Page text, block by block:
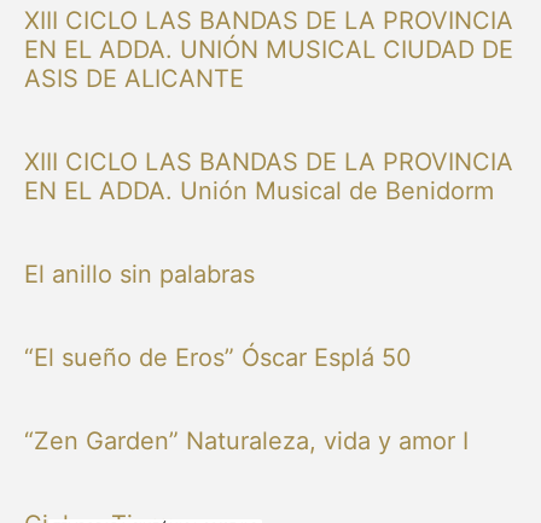
XIII CICLO LAS BANDAS DE LA PROVINCIA
EN EL ADDA. UNIÓN MUSICAL CIUDAD DE
ASIS DE ALICANTE
XIII CICLO LAS BANDAS DE LA PROVINCIA
EN EL ADDA. Unión Musical de Benidorm
El anillo sin palabras
“El sueño de Eros” Óscar Esplá 50
“Zen Garden” Naturaleza, vida y amor I